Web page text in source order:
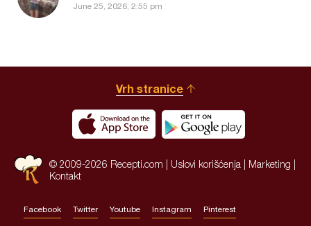
June 25, 2026, 2:55 pm
Vrh stranice
© 2009-2026 Recepti.com | Uslovi korišćenja Marketing
Kontakt
Facebook Twitter Youtube Instagram Pinterest